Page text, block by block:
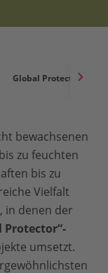
Global Protector
bewachsenen
zu feuchten
bis zu
Vielfalt
in denen der
Protector“-
umsetzt.